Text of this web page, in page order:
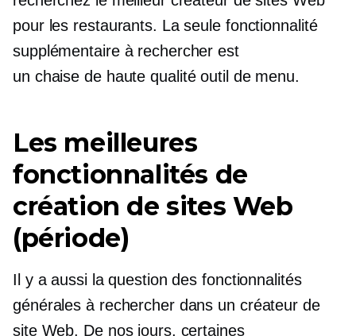
pour les restaurants. La seule fonctionnalité
supplémentaire à rechercher est
un chaise de haute qualitéoutil de menu.
Les meilleures
fonctionnalités de
création de sites Web
(période)
Il y a aussi la question des fonctionnalités
générales à rechercher dans un créateur de
site Web. De nos jours, certaines